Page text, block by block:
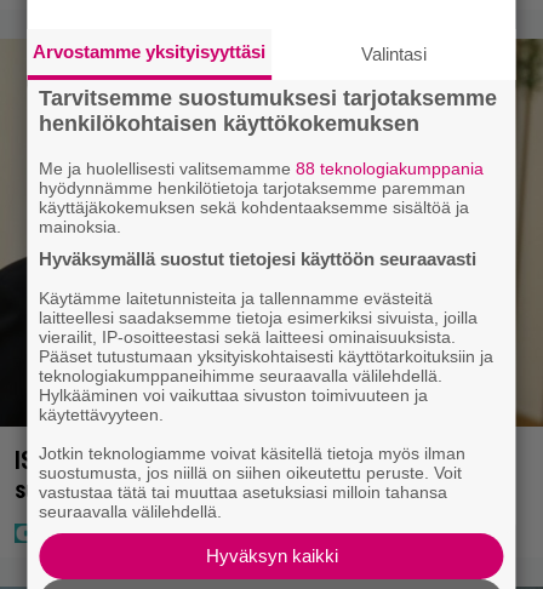
IS: Hjalliksen ja Jasminen häissä suomalainen
supertähti
Arvostamme yksityisyyttäsi Valintasi
Tarvitsemme suostumuksesi tarjotaksemme
henkilökohtaisen käyttökokemuksen
Me ja huolellisesti valitsemamme88 teknologiakumppania
hyödynnämme henkilötietoja tarjotaksemme paremman
käyttäjäkokemuksen sekä kohdentaaksemme sisältöä ja
mainoksia.
Hyväksymällä suostut tietojesi käyttöön seuraavasti
Käytämme laitetunnisteita ja tallennamme evästeitä
laitteellesi saadaksemme tietoja esimerkiksi sivuista, joilla
vierailit, IP-osoitteestasi sekä laitteesi ominaisuuksista.
Pääset tutustumaan yksityiskohtaisesti käyttötarkoituksiin ja
teknologiakumppaneihimme seuraavalla välilehdellä.
Hylkääminen voi vaikuttaa sivuston toimivuuteen ja
käytettävyyteen.
Jotkin teknologiamme voivat käsitellä tietoja myös ilman
suostumusta, jos niillä on siihen oikeutettu peruste. Voit
vastustaa tätä tai muuttaa asetuksiasi milloin tahansa
seuraavalla välilehdellä.
Hyväksyn kaikki